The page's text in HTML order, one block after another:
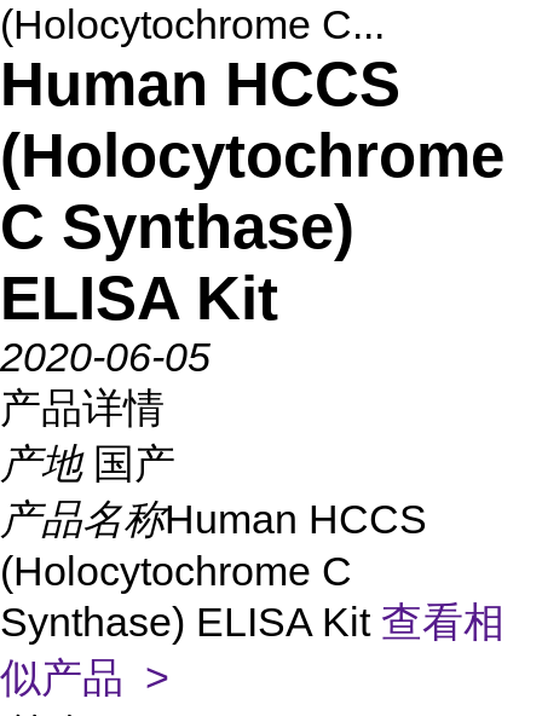
(Holocytochrome C...
Human HCCS
(Holocytochrome
C Synthase)
ELISA Kit
2020-06-05
产品详情
产地 国产
产品名称Human HCCS
(Holocytochrome C
Synthase) ELISA Kit 查看相
似产品 >